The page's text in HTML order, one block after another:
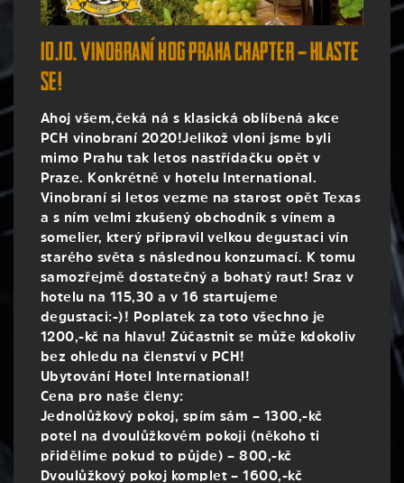
10.10. vinobraní HOG Praha Chapter – hlaste
se!
Ahoj všem,čeká ná s klasická oblíbená akce
PCH vinobraní 2020!Jelikož vloni jsme byli
mimo Prahu tak letos nastřídačku opět v
Praze. Konkrétně v hotelu International.
Vinobraní si letos vezme na starost opět Texas
a s ním velmi zkušený obchodník s vínem a
somelier, který připravil velkou degustaci vín
starého světa s následnou konzumací. K tomu
samozřejmě dostatečný a bohatý raut! Sraz v
hotelu na 115,30 a v 16 startujeme
degustaci:-)! Poplatek za toto všechno je
1200,-kč na hlavu! Zúčastnit se může kdokoliv
bez ohledu na členství v PCH!
Ubytování Hotel International!
Cena pro naše členy:
Jednolůžkový pokoj, spím sám – 1300,-kč
potel na dvoulůžkovém pokoji (někoho ti
přidělíme pokud to půjde) – 800,-kč
Dvoulůžkový pokoj komplet – 1600,-kč